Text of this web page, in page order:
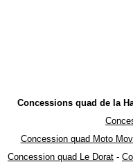
Concessions quad de la
Concession quad Moto
Concession quad Le Dorat -